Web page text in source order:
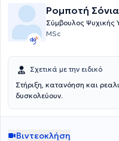
γραφείο, παρέχει
ανάγκες των ασθενών της.
Ελλήνων Ψυχολόγων, της
και της Ελληνικής
Ζεύγους.
Ρομποτή Σόνια
Σύμβουλος Ψυχικής
MSc
Σχετικά με την ειδικό
Στήριξη, κατανόηση και
δυσκολεύουν.
Βιντεοκλήση